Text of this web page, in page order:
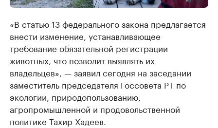
«В статью 13 федерального закона предлагается
внести изменение, устанавливающее
требование обязательной регистрации
животных, что позволит выявлять их
владельцев», — заявил сегодня на заседании
заместитель председателя Госсовета РТ по
экологии, природопользованию,
агропромышленной и продовольственной
политике Тахир Хадеев.